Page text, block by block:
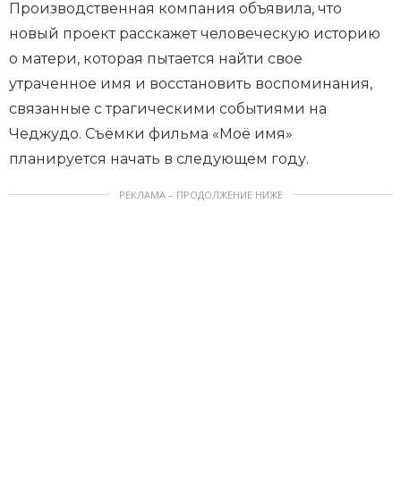
Производственная компания объявила, что
новый проект расскажет человеческую историю
о матери, которая пытается найти свое
утраченное имя и восстановить воспоминания,
связанные с трагическими событиями на
Чеджудо. Съёмки фильма «Моё имя»
планируется начать в следующем году.
РЕКЛАМА – ПРОДОЛЖЕНИЕ НИЖЕ